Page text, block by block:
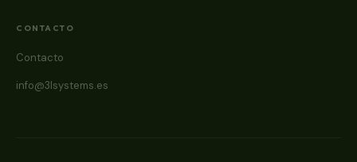
CONTACTO
Contacto
info@3lsystems.es